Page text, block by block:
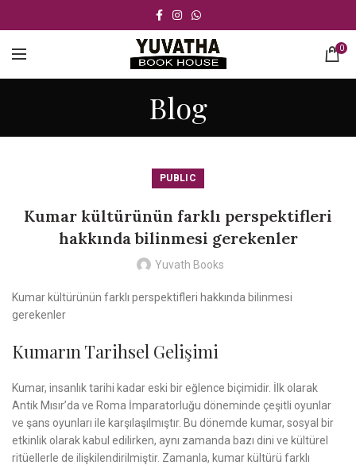
0
Blog
PUBLIC
Kumar kültürünün farklı perspektifleri
hakkında bilinmesi gerekenler
Yuvath Books
Kumar kültürünün farklı perspektifleri hakkında bilinmesi
gerekenler
Kumarın Tarihsel Gelişimi
Kumar, insanlık tarihi kadar eski bir eğlence biçimidir. İlk olarak
Antik Mısır’da ve Roma İmparatorluğu döneminde çeşitli oyunlar
ve şans oyunları ile karşılaşılmıştır. Bu dönemde kumar, sosyal bir
etkinlik olarak kabul edilirken, aynı zamanda bazı dini ve kültürel
ritüellerle de ilişkilendirilmiştir. Zamanla, kumar kültürü farklı